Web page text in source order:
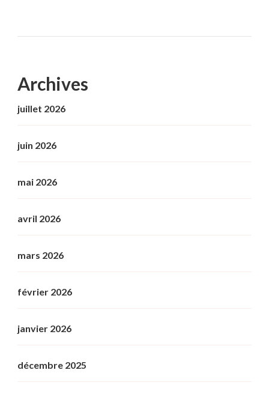
Archives
juillet 2026
juin 2026
mai 2026
avril 2026
mars 2026
février 2026
janvier 2026
décembre 2025